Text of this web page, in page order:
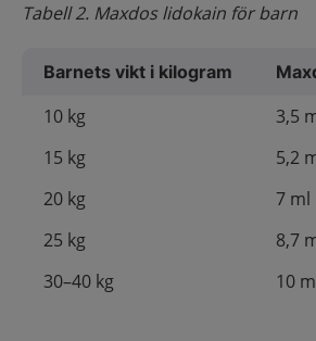
Tabell 2. Maxdos lidokain för barn
Barnets vikt i kilogram
10 kg
3,5
15 kg
5,2
20 kg
7 ml
25 kg
8,7
30–40 kg
10